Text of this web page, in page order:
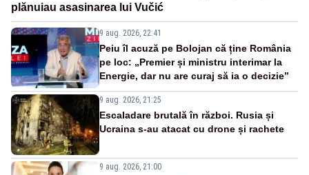
plănuiau asasinarea lui Vučić
9 aug. 2026, 22:41
Peiu îl acuză pe Bolojan că ține România
pe loc: „Premier și ministru interimar la
Energie, dar nu are curaj să ia o decizie”
9 aug. 2026, 21:25
Escaladare brutală în război. Rusia și
Ucraina s-au atacat cu drone și rachete
9 aug. 2026, 21:00